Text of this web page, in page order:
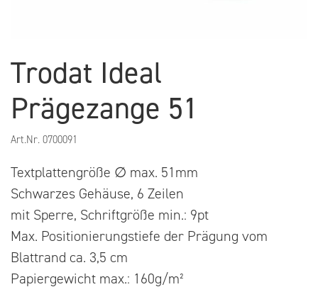
Trodat Ideal
Prägezange 51
Art.Nr. 0700091
Textplattengröße ∅ max. 51mm
Schwarzes Gehäuse, 6 Zeilen
mit Sperre, Schriftgröße min.: 9pt
Max. Positionierungstiefe der Prägung vom
Blattrand ca. 3,5 cm
Papiergewicht max.: 160g/m²